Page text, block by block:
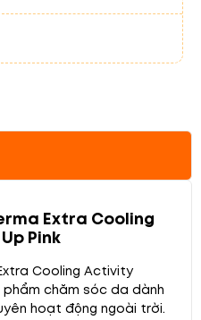
Extra Cooling
Pink
Cooling Activity
phẩm chăm sóc da dành
hoạt động ngoài trời.